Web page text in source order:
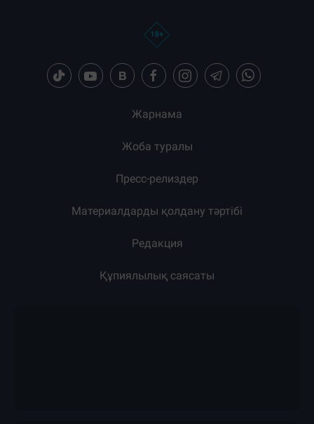
Жарнама
Жоба туралы
Пресс-релиздер
Материалдарды қолдану тәртібі
Редакция
Құпиялылық саясаты